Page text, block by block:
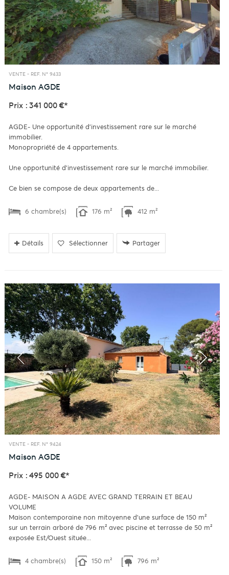
VENTE - REF. N° 9433
Maison AGDE
Prix : 341 000 €*
AGDE- Une opportunité d'investissement rare sur le marché
immobilier.
Monopropriété de 4 appartements.
Une opportunité d'investissement rare sur le marché immobilier.
Ce bien se compose de deux appartements de...
6 chambre(s) 176 m² 412 m²
Détails Sélectionner Partager
VENTE - REF. N° 9424
Maison AGDE
Prix : 495 000 €*
AGDE- MAISON A AGDE AVEC GRAND TERRAIN ET BEAU
VOLUME
Maison contemporaine non mitoyenne d’une surface de 150 m²
sur un terrain arboré de 796 m² avec piscine et terrasse de 50 m²
exposée Est/Ouest située...
4 chambre(s) 150 m² 796 m²